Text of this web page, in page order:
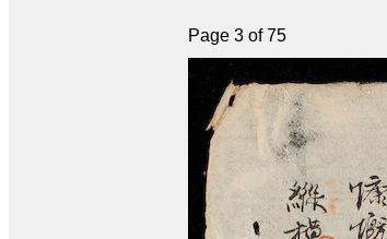
Page 3 of 75